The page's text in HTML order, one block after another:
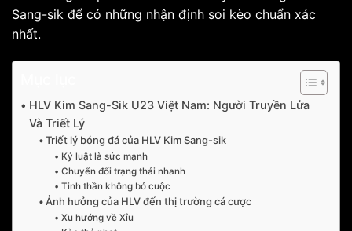
Sang-sik để có những nhận định soi kèo chuẩn xác
nhất.
HLV Kim Sang-Sik U23 Việt Nam: Người Truyền Lửa
Và Triết Lý
Triết lý bóng đá của HLV Kim Sang-sik
Kỷ luật là sức mạnh
Chuyển đổi trạng thái nhanh
Tinh thần không bỏ cuộc
Ảnh hưởng của HLV đến thị trường cá cược
Xu hướng về Xỉu